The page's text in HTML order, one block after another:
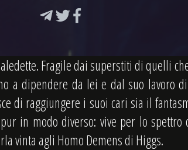
Fragile dai superstiti di quelli
a dipendere da lei e dal suo lavoro
di raggiungere i suoi cari sia il
in modo diverso: vive per lo
vinta agli Homo Demens di Higgs.